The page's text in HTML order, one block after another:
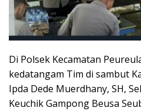
Di Polsek Kecamatan
kedatangam Tim di sambut
Ipda Dede Muerdhany, SH,
Keuchik Gampong Beusa